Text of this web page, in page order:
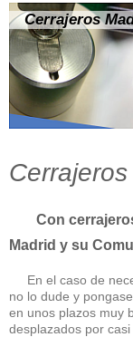
Cerrajeros
Con
Madrid y su
En el caso de
no lo dude y
en unos plazos muy
desplazados por